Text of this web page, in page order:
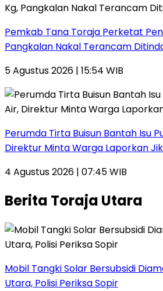
Pemkab Tana Toraja Perketat
Pangkalan Nakal Terancam
5 Agustus 2026 | 15:54 WIB
Perumda Tirta Buisun Bantah Isu
Direktur Minta Warga Laporkan
4 Agustus 2026 | 07:45 WIB
Berita Toraja Utara
Mobil Tangki Solar Bersubsidi
Utara, Polisi Periksa Sopir